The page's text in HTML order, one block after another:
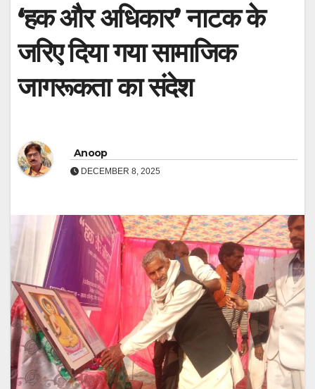
‘हक और अधिकार’ नाटक के
जरिए दिया गया सामाजिक
जागरूकता का संदेश
Anoop
DECEMBER 8, 2025